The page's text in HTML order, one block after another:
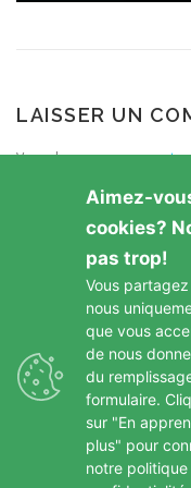
LAISSER UN
Vous devezvous connecter
Aimez-
cookies?
pas trop!
Vous
nous
que vous
de nous
du
formulaire.
sur "En
plus" pour
notre